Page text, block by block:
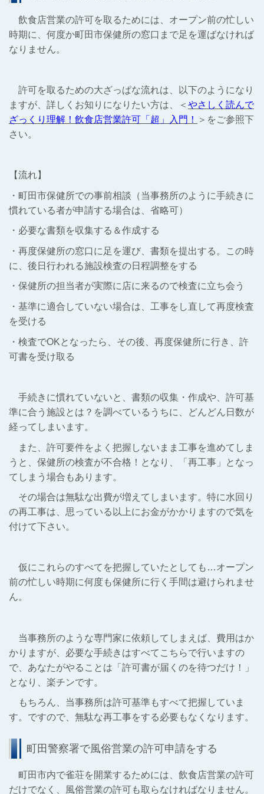
飲食店営業の許可を取るためには、オープン前の忙しい
時期に、何度か町田市保健所の窓口まで足を運ばなければ
なりません。
許可を取るための大ざっぱな流れは、以下のようになり
ますが、詳しくお知りになりたい方は、＜ やさしく読んで
ざっくり理解！飲食店営業許可「超」入門！
＞をご参照下
さい。
【流れ】
・町田市保健所での事前相談（当事務所のように手続きに
慣れている者が申請する場合は、省略可）
・必要な書類を収集する＆作成する
・再度保健所の窓口に足を運び、書類を提出する。この時
に、後日行われる施設検査の日程調整をする
・保健所の担当者が実際に店に来るので検査に立ち会う
・基準に適合していない場合は、工事をし直して再度検査
を受ける
・検査でOKとなったら、その後、再度保健所に行き、許
可書を受け取る
手続きに慣れていないと、書類の収集・作成や、許可基
準に合う施設とは？を調べているうちに、どんどん日数が
経ってしまいます。
また、許可要件をよく把握しないまま工事を進めてしま
うと、保健所の検査が不合格！となり、「再工事」となっ
てしまう場合もあります。
その場合は無駄な出費が増えてしまいます。特に水回り
の再工事は、思っている以上にお金がかかりますので気を
付けて下さい。
仮にこれらのすべてを把握していたとしても…オープン
前の忙しい時期に何度も保健所に行く手間は避けられませ
ん。
当事務所のような専門家に依頼してしまえば、費用はか
かりますが、必要な手続きはすべてこちらで行いますの
で、あなたがやることは「許可書が届くのを待つだけ！」
となり、楽チンです。
もちろん、当事務所は許可基準もすべて把握していま
す。ですので、無駄な再工事をする必要もなくなります。
町田警察署で風俗営業の許可申請をする
町田市内で雀荘を開業するためには、飲食店営業の許可
だけでなく、風俗営業の許可も取らなければなりません。